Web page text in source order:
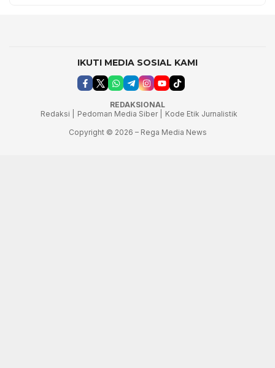
IKUTI MEDIA SOSIAL KAMI
REDAKSIONAL
Redaksi |
Pedoman Media Siber |
Kode Etik Jurnalistik
Copyright © 2026 – Rega Media News